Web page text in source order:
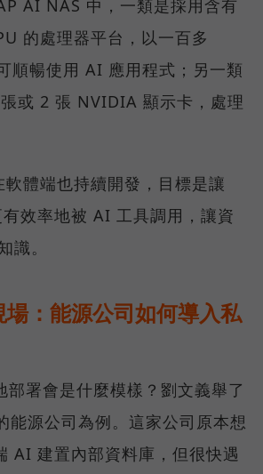
AI NAS 中，一類是採用含有
的處理器平台，以一百多
順暢使用 AI 應用程式；另一類
或 2 張 NVIDIA 顯示卡，處理
體端也持續開發，目標是讓
效率地被 AI 工具調用，讓資
識。
：能源公司如何導入私
署會是什麼模樣？劉文義舉了
能源公司為例。這家公司原本想
AI 建置內部資料庫，但很快遇